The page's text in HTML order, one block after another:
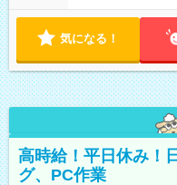
気になる！
高時給！平日休み！
グ、PC作業